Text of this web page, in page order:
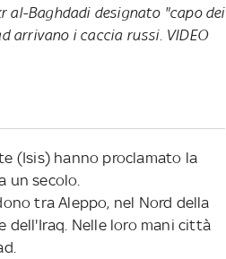
al-Baghdadi designato "capo dei
arrivano i caccia russi. VIDEO
(Isis) hanno proclamato la
un secolo.
tra Aleppo, nel Nord della
dell'Iraq. Nelle loro mani città